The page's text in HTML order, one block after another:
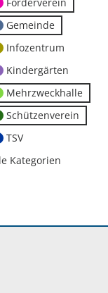
Gemeinde
Infozentrum
Kindergärten
Mehrzweckhalle
Schützenverein
TSV
Kategorien